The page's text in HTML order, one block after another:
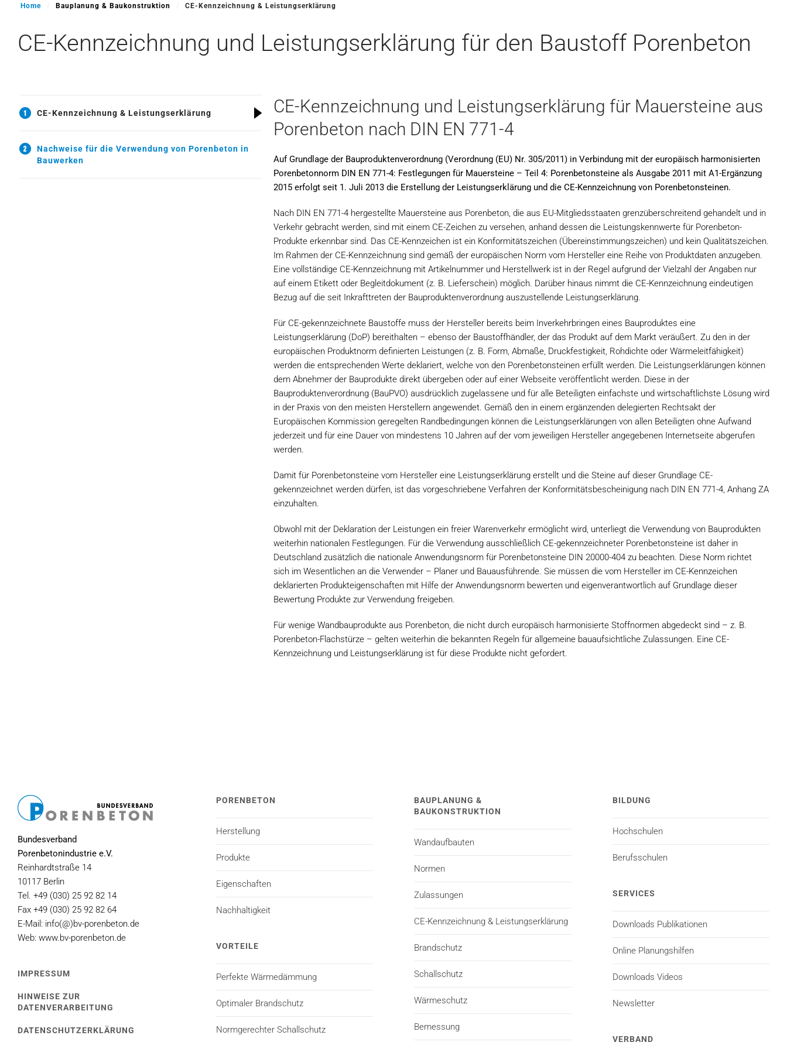
Home Bauplanung & Baukonstruktion CE-Kennzeichnung & Leistungserklärung
CE-Kennzeichnung und Leistungserklärung für den Baustoff Porenbeton
CE-Kennzeichnung & Leistungserklärung
Nachweise für die Verwendung von Porenbeton in
Bauwerken
CE-Kennzeichnung und Leistungserklärung für Mauersteine aus
Porenbeton nach DIN EN 771-4
Auf Grundlage der Bauproduktenverordnung (Verordnung (EU) Nr. 305/2011) in Verbindung mit der europäisch harmonisierten
Porenbetonnorm DIN EN 771-4: Festlegungen für Mauersteine – Teil 4: Porenbetonsteine als Ausgabe 2011 mit A1-Ergänzung
2015 erfolgt seit 1. Juli 2013 die Erstellung der Leistungserklärung und die CE-Kennzeichnung von Porenbetonsteinen.
Nach DIN EN 771-4 hergestellte Mauersteine aus Porenbeton, die aus EU-Mitgliedsstaaten grenzüberschreitend gehandelt und in
Verkehr gebracht werden, sind mit einem CE-Zeichen zu versehen, anhand dessen die Leistungskennwerte für Porenbeton-
Produkte erkennbar sind. Das CE-Kennzeichen ist ein Konformitätszeichen (Übereinstimmungszeichen) und kein Qualitätszeichen.
Im Rahmen der CE-Kennzeichnung sind gemäß der europäischen Norm vom Hersteller eine Reihe von Produktdaten anzugeben.
Eine vollständige CE-Kennzeichnung mit Artikelnummer und Herstellwerk ist in der Regel aufgrund der Vielzahl der Angaben nur
auf einem Etikett oder Begleitdokument (z. B. Lieferschein) möglich. Darüber hinaus nimmt die CE-Kennzeichnung eindeutigen
Bezug auf die seit Inkrafttreten der Bauproduktenverordnung auszustellende Leistungserklärung.
Für CE-gekennzeichnete Baustoffe muss der Hersteller bereits beim Inverkehrbringen eines Bauproduktes eine
Leistungserklärung (DoP) bereithalten – ebenso der Baustoffhändler, der das Produkt auf dem Markt veräußert. Zu den in der
europäischen Produktnorm definierten Leistungen (z. B. Form, Abmaße, Druckfestigkeit, Rohdichte oder Wärmeleitfähigkeit)
werden die entsprechenden Werte deklariert, welche von den Porenbetonsteinen erfüllt werden. Die Leistungserklärungen können
dem Abnehmer der Bauprodukte direkt übergeben oder auf einer Webseite veröffentlicht werden. Diese in der
Bauproduktenverordnung (BauPVO) ausdrücklich zugelassene und für alle Beteiligten einfachste und wirtschaftlichste Lösung wird
in der Praxis von den meisten Herstellern angewendet. Gemäß den in einem ergänzenden delegierten Rechtsakt der
Europäischen Kommission geregelten Randbedingungen können die Leistungserklärungen von allen Beteiligten ohne Aufwand
jederzeit und für eine Dauer von mindestens 10 Jahren auf der vom jeweiligen Hersteller angegebenen Internetseite abgerufen
werden.
Damit für Porenbetonsteine vom Hersteller eine Leistungserklärung erstellt und die Steine auf dieser Grundlage CE-
gekennzeichnet werden dürfen, ist das vorgeschriebene Verfahren der Konformitätsbescheinigung nach DIN EN 771-4, Anhang ZA
einzuhalten.
Obwohl mit der Deklaration der Leistungen ein freier Warenverkehr ermöglicht wird, unterliegt die Verwendung von Bauprodukten
weiterhin nationalen Festlegungen. Für die Verwendung ausschließlich CE-gekennzeichneter Porenbetonsteine ist daher in
Deutschland zusätzlich die nationale Anwendungsnorm für Porenbetonsteine DIN 20000-404 zu beachten. Diese Norm richtet
sich im Wesentlichen an die Verwender – Planer und Bauausführende. Sie müssen die vom Hersteller im CE-Kennzeichen
deklarierten Produkteigenschaften mit Hilfe der Anwendungsnorm bewerten und eigenverantwortlich auf Grundlage dieser
Bewertung Produkte zur Verwendung freigeben.
Für wenige Wandbauprodukte aus Porenbeton, die nicht durch europäisch harmonisierte Stoffnormen abgedeckt sind – z. B.
Porenbeton-Flachstürze – gelten weiterhin die bekannten Regeln für allgemeine bauaufsichtliche Zulassungen. Eine CE-
Kennzeichnung und Leistungserklärung ist für diese Produkte nicht gefordert.
Bundesverband
Porenbetonindustrie e.V.
Reinhardtstraße 14
10117 Berlin
Tel. +49 (030) 25 92 82 14
Fax +49 (030) 25 92 82 64
E-Mail: info(@)bv-porenbeton.de
Web: www.bv-porenbeton.de
IMPRESSUM
HINWEISE ZUR
DATENVERARBEITUNG
DATENSCHUTZERKLÄRUNG
PORENBETON
Herstellung
Produkte
Eigenschaften
Nachhaltigkeit
VORTEILE
Perfekte Wärmedämmung
Optimaler Brandschutz
Normgerechter Schallschutz
BAUPLANUNG &
BAUKONSTRUKTION
Wandaufbauten
Normen
Zulassungen
CE-Kennzeichnung & Leistungserklärung
Brandschutz
Schallschutz
Wärmeschutz
Bemessung
BILDUNG
Hochschulen
Berufsschulen
SERVICES
Downloads Publikationen
Online Planungshilfen
Downloads Videos
Newsletter
VERBAND